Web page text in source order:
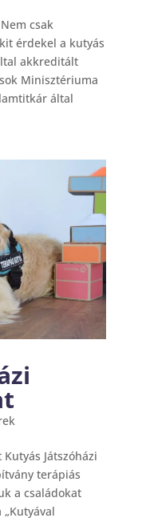
csak
érdekel a kutyás
akkreditált
Minisztériuma
által
Játszóházi
terápiás
a családokat